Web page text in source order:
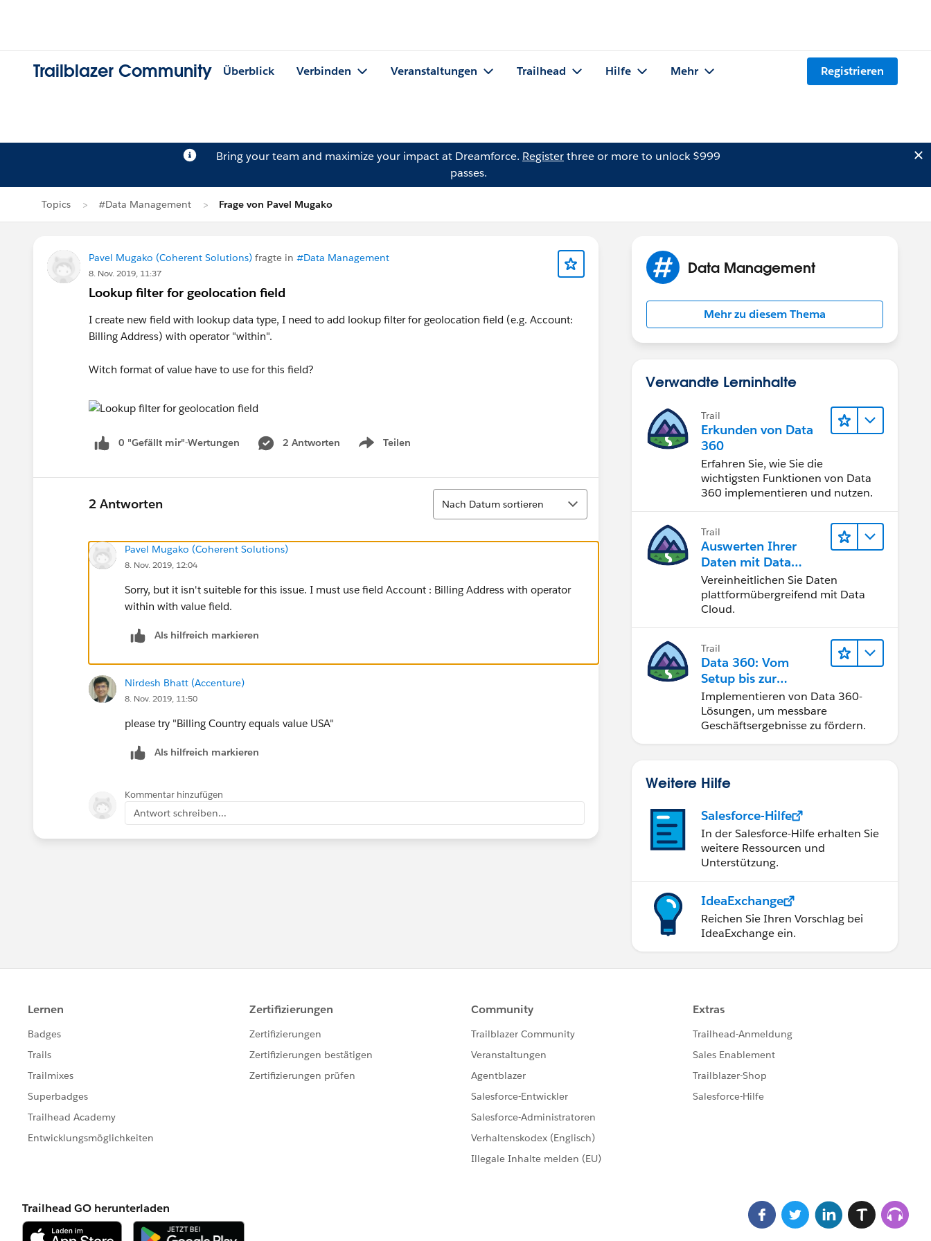
Trailblazer Community Überblick Verbinden Veranstaltungen Trailhead Hilfe Mehr Registrieren
Bring your team and maximize your impact at Dreamforce. Registerthree or more to unlock $999
passes.
Topics #Data Management Frage von Pavel Mugako
Pavel Mugako (Coherent Solutions) fragte in #Data Management
8. Nov. 2019, 11:37
Lookup filter for geolocation field
I create new field with lookup data type, I need to add lookup filter for geolocation field (e.g. Account:
Billing Address) with operator "within".
Witch format of value have to use for this field?
0 "Gefällt mir"-Wertungen 2 Antworten Teilen
Show menu
2 Antworten
Sortieren
Nach Datum sortieren
Pavel Mugako (Coherent Solutions)
8. Nov. 2019, 12:04
Sorry, but it isn't suiteble for this issue. I must use field Account : Billing Address with operator
within with value field.
Als hilfreich markieren
Nirdesh Bhatt (Accenture)
8. Nov. 2019, 11:50
please try "Billing Country equals value USA"
Als hilfreich markieren
Kommentar hinzufügen
Antwort schreiben...
Data Management
Mehr zu diesem Thema
Verwandte Lerninhalte
Trail
Erkunden von Data
360
Erfahren Sie, wie Sie die
wichtigsten Funktionen von Data
360 implementieren und nutzen.
Trail
Auswerten Ihrer
Daten mit Data
Cloud
Vereinheitlichen Sie Daten
plattformübergreifend mit Data
Cloud.
Trail
Data 360: Vom
Setup bis zur
Aktivierung
Implementieren von Data 360-
Lösungen, um messbare
Geschäftsergebnisse zu fördern.
Weitere Hilfe
Salesforce-Hilfe
In der Salesforce-Hilfe erhalten Sie
weitere Ressourcen und
Unterstützung.
IdeaExchange
Reichen Sie Ihren Vorschlag bei
IdeaExchange ein.